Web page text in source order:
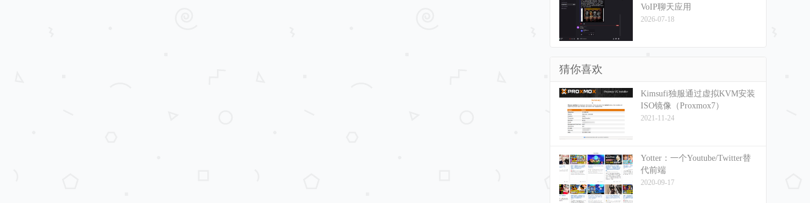
VoIP聊天应用
2026-07-18
猜你喜欢
Kimsufi独服通过虚拟KVM安装
ISO镜像（Proxmox7）
2021-11-24
Yotter：一个Youtube/Twitter替
代前端
2020-09-17